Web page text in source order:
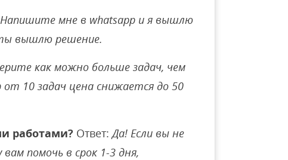
Напишите мне в whatsapp и я вышлю
вышлю решение.
как можно больше задач, чем
10 задач цена снижается до 50
работами? Ответ:Да! Если вы не
помочь в срок 1-3 дня,